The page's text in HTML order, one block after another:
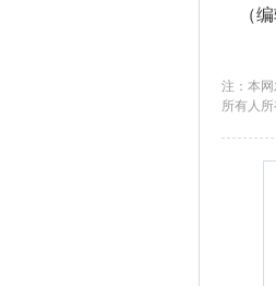
（编
注：本
所有人所